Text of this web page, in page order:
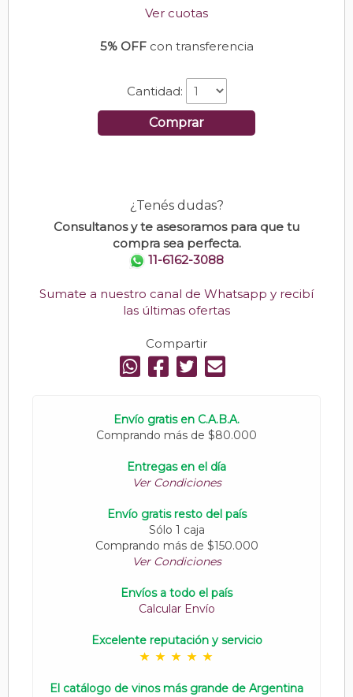
Ver cuotas
5% OFFcon transferencia
Cantidad:
Comprar
¿Tenés dudas?
Consultanos y te asesoramos para que tu
compra sea perfecta.
11-6162-3088
Sumate a nuestro canal de Whatsapp y recibí
las últimas ofertas
Compartir
Envío gratis en C.A.B.A.
Comprando más de $80.000
Entregas en el día
Ver Condiciones
Envío gratis resto del país
Sólo 1 caja
Comprando más de $150.000
Ver Condiciones
Envíos a todo el país
Calcular Envío
Excelente reputación y servicio
El catálogo de vinos más grande de Argentina